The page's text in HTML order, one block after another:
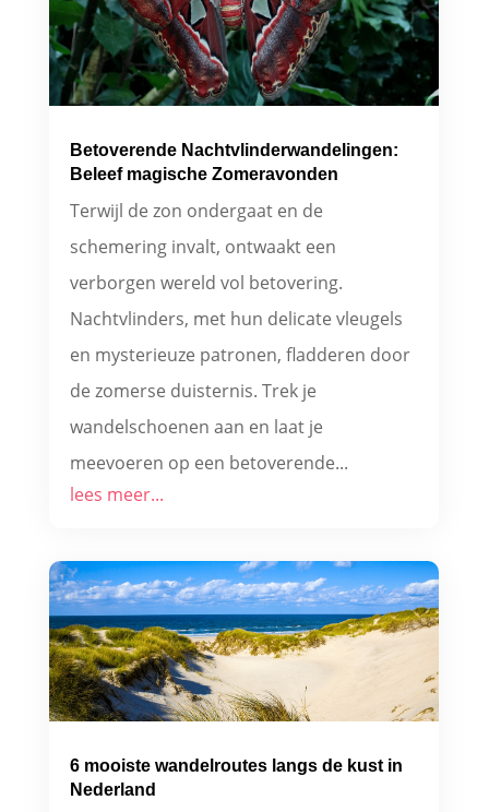
Betoverende Nachtvlinderwandelingen:
Beleef magische Zomeravonden
Terwijl de zon ondergaat en de
schemering invalt, ontwaakt een
verborgen wereld vol betovering.
Nachtvlinders, met hun delicate vleugels
en mysterieuze patronen, fladderen door
de zomerse duisternis. Trek je
wandelschoenen aan en laat je
meevoeren op een betoverende...
lees meer...
6 mooiste wandelroutes langs de kust in
Nederland